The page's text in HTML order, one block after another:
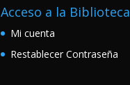
Acceso a la Biblioteca
Mi cuenta
Restablecer Contraseña